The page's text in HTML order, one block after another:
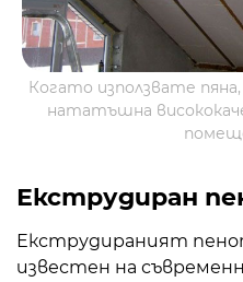
Когато използвате
нататъшна
Екструдиран
Екструдираният
известен на